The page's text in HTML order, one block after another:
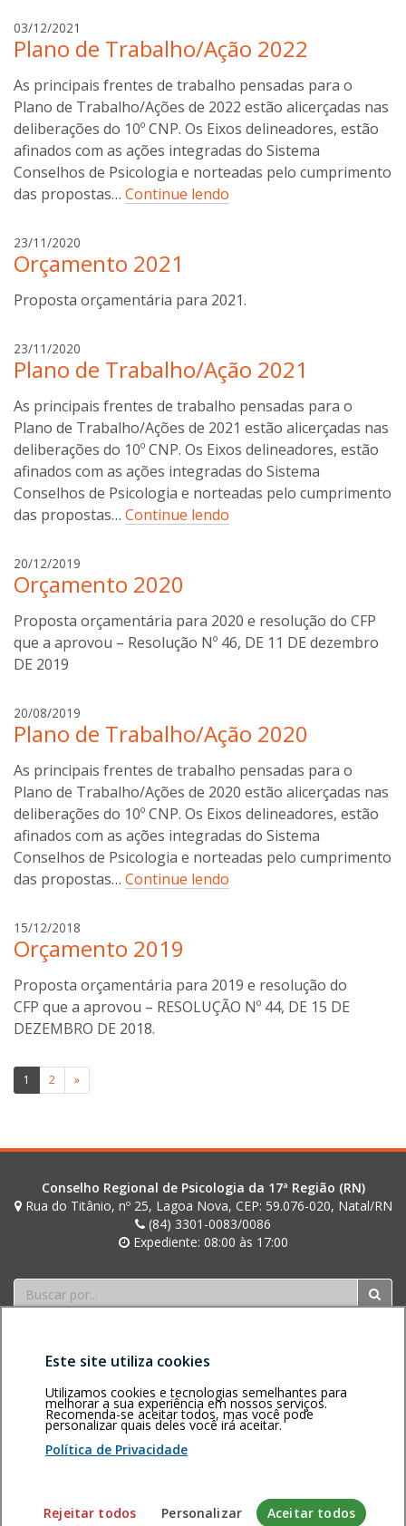
n
c
o
s
t
a
03/12/2021
i
d
e
o
n
c
s
Plano de Trabalho/Ação 2022
As principais frentes de trabalho pensadas para o
Plano de Trabalho/Ações de 2022 estão alicerçadas nas
deliberações do 10º CNP. Os Eixos delineadores, estão
afinados com as ações integradas do Sistema
Conselhos de Psicologia e norteadas pelo cumprimento
das propostas… Continue lendo
23/11/2020
i
d
n
c
o
s
t
a
Orçamento 2021
Proposta orçamentária para 2021.
23/11/2020
i
d
e
o
n
c
s
Plano de Trabalho/Ação 2021
As principais frentes de trabalho pensadas para o
Plano de Trabalho/Ações de 2021 estão alicerçadas nas
deliberações do 10º CNP. Os Eixos delineadores, estão
afinados com as ações integradas do Sistema
Conselhos de Psicologia e norteadas pelo cumprimento
das propostas… Continue lendo
20/12/2019
n
b
o
n
i
Orçamento 2020
Proposta orçamentária para 2020 e resolução do CFP
que a aprovou – Resolução Nº 46, DE 11 DE dezembro
DE 2019
20/08/2019
n
b
o
t
t
i
i
Plano de Trabalho/Ação 2020
As principais frentes de trabalho pensadas para o
Plano de Trabalho/Ações de 2020 estão alicerçadas nas
deliberações do 10º CNP. Os Eixos delineadores, estão
afinados com as ações integradas do Sistema
Conselhos de Psicologia e norteadas pelo cumprimento
das propostas… Continue lendo
15/12/2018
n
b
o
t
i
Orçamento 2019
Proposta orçamentária para 2019 e resolução do
CFP que a aprovou – RESOLUÇÃO Nº 44, DE 15 DE
DEZEMBRO DE 2018.
Paginação
posts
1 2 »
Conselho Regional de Psicologia da 17ª Região (RN)
Rua do Titânio, nº 25, Lagoa Nova, CEP: 59.076-020, Natal/RN
(84) 3301-0083/0086
Expediente: 08:00 às 17:00
Buscar
Área restritaPolítica de
privacidade
Personalização
de cookies
Voltar ao topo
Sistema desenvolvido pela Gerência de Tecnologia da
Este site utiliza cookies
Utilizamos cookies e tecnologias semelhantes para
melhorar a sua experiência em nossos serviços.
Recomenda-se aceitar todos, mas você pode
personalizar quais deles você irá aceitar.
Política de Privacidade
Rejeitar todos Personalizar Aceitar todos